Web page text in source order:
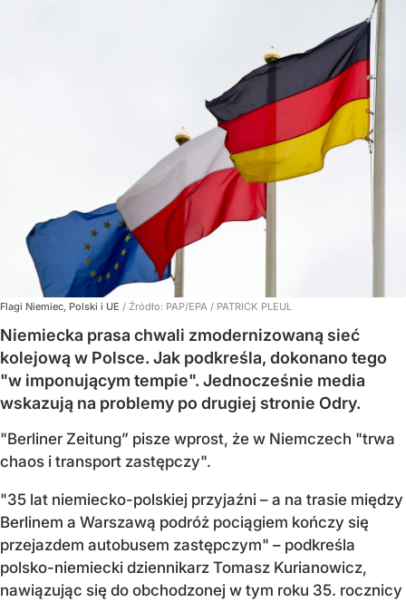
Flagi Niemiec, Polski i UE / Źródło: PAP/EPA / PATRICK PLEUL
Niemiecka prasa chwali zmodernizowaną sieć
kolejową w Polsce. Jak podkreśla, dokonano tego
"w imponującym tempie". Jednocześnie media
wskazują na problemy po drugiej stronie Odry.
"Berliner Zeitung” pisze wprost, że w Niemczech "trwa
chaos i transport zastępczy".
"35 lat niemiecko-polskiej przyjaźni – a na trasie między
Berlinem a Warszawą podróż pociągiem kończy się
przejazdem autobusem zastępczym" – podkreśla
polsko-niemiecki dziennikarz Tomasz Kurianowicz,
nawiązując się do obchodzonej w tym roku 35. rocznicy